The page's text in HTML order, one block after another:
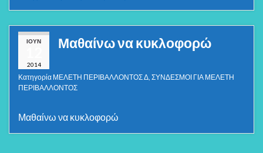
ΙΟΎΝ
2014
Μαθαίνω να κυκλοφορώ
Κατηγορία ΜΕΛΕΤΗ ΠΕΡΙΒΑΛΛΟΝΤΟΣ Δ ΣΥΝΔΕΣΜΟΙ ΓΙΑ ΜΕΛΕΤΗ
ΠΕΡΙΒΑΛΛΟΝΤΟΣ
Μαθαίνω να κυκλοφορώ